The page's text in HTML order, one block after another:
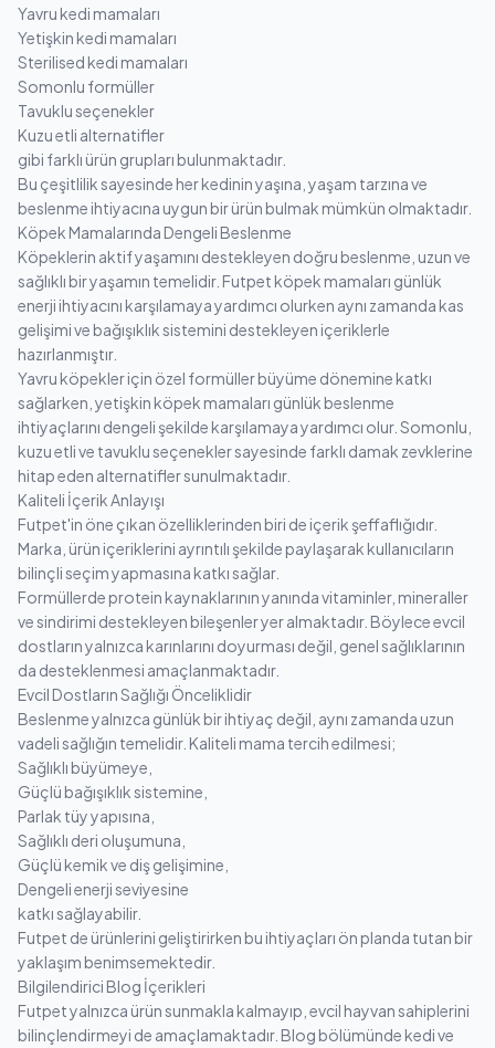
Yavru kedi mamaları
Yetişkin kedi mamaları
Sterilised kedi mamaları
Somonlu formüller
Tavuklu seçenekler
Kuzu etli alternatifler
gibi farklı ürün grupları bulunmaktadır.
Bu çeşitlilik sayesinde her kedinin yaşına, yaşam tarzına ve
beslenme ihtiyacına uygun bir ürün bulmak mümkün olmaktadır.
Köpek Mamalarında Dengeli Beslenme
Köpeklerin aktif yaşamını destekleyen doğru beslenme, uzun ve
sağlıklı bir yaşamın temelidir. Futpet köpek mamaları günlük
enerji ihtiyacını karşılamaya yardımcı olurken aynı zamanda kas
gelişimi ve bağışıklık sistemini destekleyen içeriklerle
hazırlanmıştır.
Yavru köpekler için özel formüller büyüme dönemine katkı
sağlarken, yetişkin köpek mamaları günlük beslenme
ihtiyaçlarını dengeli şekilde karşılamaya yardımcı olur. Somonlu,
kuzu etli ve tavuklu seçenekler sayesinde farklı damak zevklerine
hitap eden alternatifler sunulmaktadır.
Kaliteli İçerik Anlayışı
Futpet'in öne çıkan özelliklerinden biri de içerik şeffaflığıdır.
Marka, ürün içeriklerini ayrıntılı şekilde paylaşarak kullanıcıların
bilinçli seçim yapmasına katkı sağlar.
Formüllerde protein kaynaklarının yanında vitaminler, mineraller
ve sindirimi destekleyen bileşenler yer almaktadır. Böylece evcil
dostların yalnızca karınlarını doyurması değil, genel sağlıklarının
da desteklenmesi amaçlanmaktadır.
Evcil Dostların Sağlığı Önceliklidir
Beslenme yalnızca günlük bir ihtiyaç değil, aynı zamanda uzun
vadeli sağlığın temelidir. Kaliteli mama tercih edilmesi;
Sağlıklı büyümeye,
Güçlü bağışıklık sistemine,
Parlak tüy yapısına,
Sağlıklı deri oluşumuna,
Güçlü kemik ve diş gelişimine,
Dengeli enerji seviyesine
katkı sağlayabilir.
Futpet de ürünlerini geliştirirken bu ihtiyaçları ön planda tutan bir
yaklaşım benimsemektedir.
Bilgilendirici Blog İçerikleri
Futpet yalnızca ürün sunmakla kalmayıp, evcil hayvan sahiplerini
bilinçlendirmeyi de amaçlamaktadır. Blog bölümünde kedi ve